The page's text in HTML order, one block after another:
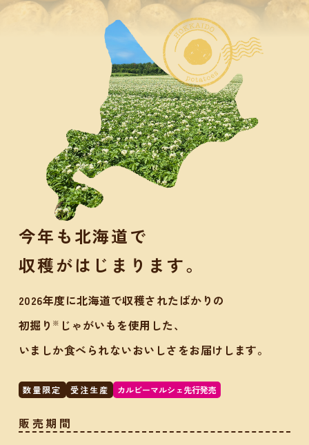
今年も北海道で
収穫がはじまります。
2026年度に北海道で収穫されたばかりの
初掘り ※ じゃがいもを使用した、
いましか食べられないおいしさをお届けします。
数量限定 受注生産 カルビーマルシェ先行発売
販売期間